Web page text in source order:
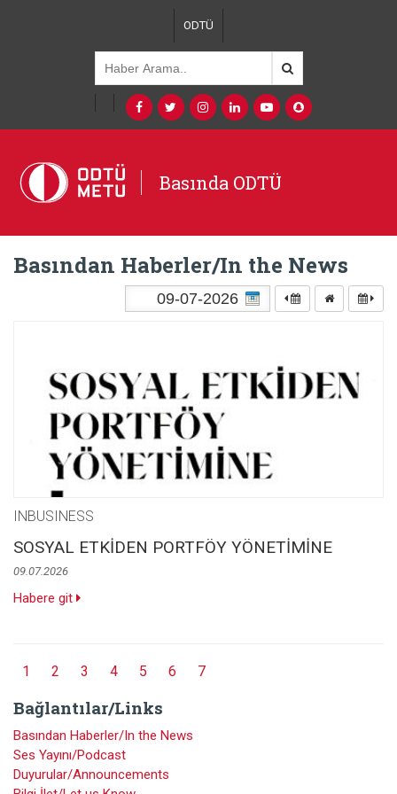
ODTÜ
Basında ODTÜ
Basından Haberler/In the News
INBUSINESS
SOSYAL ETKİDEN PORTFÖY YÖNETİMİNE
09.07.2026
Habere git
1 2 3 4 5 6 7
Bağlantılar/Links
Basından Haberler/In the News
Ses Yayını/Podcast
Duyurular/Announcements